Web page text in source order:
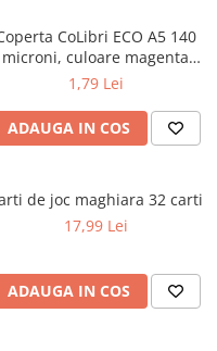
CoLibri ECO A5 140
microni, culoare magenta
opac
1,79 Lei
ADAUGA IN COS
de joc maghiara 32 carti
17,99 Lei
ADAUGA IN COS